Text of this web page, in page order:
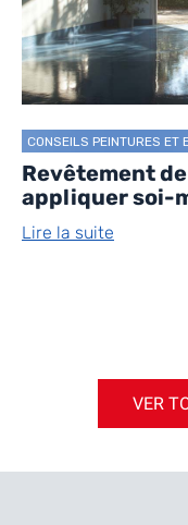
CONSEILS PEINTURES ET
Revêtement
appliquer soi-
Lire la suite
VER